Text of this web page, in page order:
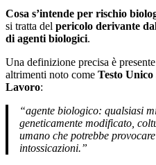
Cosa s’intende per rischio
si tratta del pericolo derivante
di agenti biologici.
Una definizione precisa è
altrimenti noto come Testo Unico
Lavoro:
“agente biologico: qualsiasi
geneticamente modificato,
umano che potrebbe
intossicazioni.”